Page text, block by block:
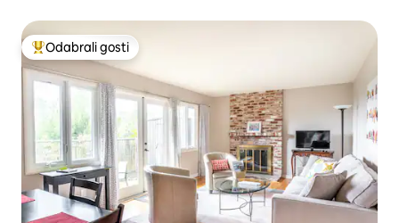
Među najviše rangiranima s oznakom „Odabrali gosti”
Odabrali gosti